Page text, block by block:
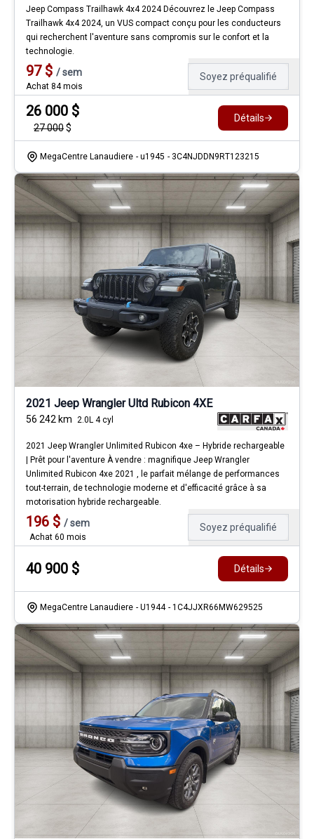
Jeep Compass Trailhawk 4x4 2024 Découvrez le Jeep Compass
Trailhawk 4x4 2024, un VUS compact conçu pour les conducteurs
qui recherchent l'aventure sans compromis sur le confort et la
technologie.
97$ /sem
Achat 84 mois
Soyez préqualifié
26 000 $
27 000$
Détails
MegaCentre Lanaudiere - u1945 - 3C4NJDDN9RT123215
2021 Jeep Wrangler Ultd Rubicon 4XE
56 242 km 2.0L 4 cyl
2021 Jeep Wrangler Unlimited Rubicon 4xe – Hybride rechargeable
| Prêt pour l'aventure À vendre : magnifique Jeep Wrangler
Unlimited Rubicon 4xe 2021 , le parfait mélange de performances
tout-terrain, de technologie moderne et d'efficacité grâce à sa
motorisation hybride rechargeable.
196 $ /sem
Achat 60 mois
Soyez préqualifié
40 900 $ Détails
MegaCentre Lanaudiere - U1944 - 1C4JJXR66MW629525